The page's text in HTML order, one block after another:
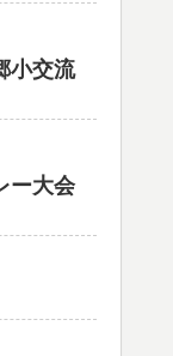
小交流
ー大会